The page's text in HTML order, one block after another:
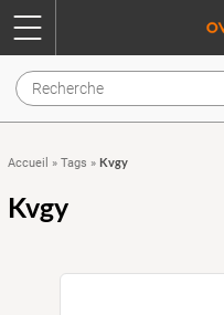
Accueil » Tags » Kvgy
Kvgy